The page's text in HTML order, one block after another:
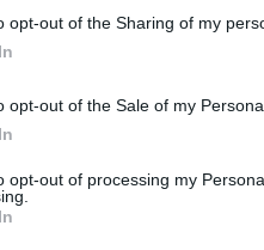
opt-out of the Sharing of my
opt-out of the Sale of my
opt-out of processing my